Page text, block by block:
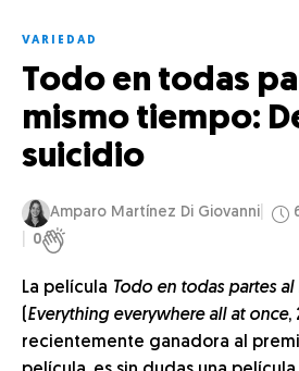
VARIEDAD
Todo en todas
mismo tiempo:
suicidio
Amparo Martínez Di Giovanni
0
La película Todo en todas partes
(Everything everywhere all at once,
recientemente ganadora al